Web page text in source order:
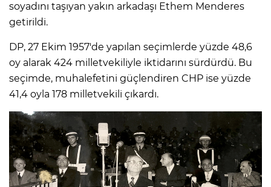
soyadını taşıyan yakın arkadaşı Ethem Menderes
getirildi.
DP, 27 Ekim 1957'de yapılan seçimlerde yüzde 48,6
oy alarak 424 milletvekiliyle iktidarını sürdürdü. Bu
seçimde, muhalefetini güçlendiren CHP ise yüzde
41,4 oyla 178 milletvekili çıkardı.